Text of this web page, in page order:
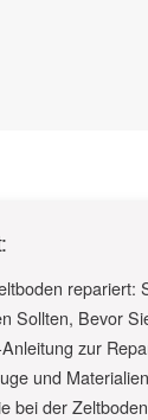
repariert:
Sollten, Bevor
zur
und
bei der